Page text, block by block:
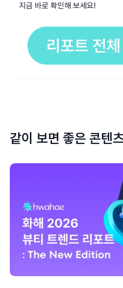
지금 바로 확인해 보세요!
같이 보면 좋은 콘텐